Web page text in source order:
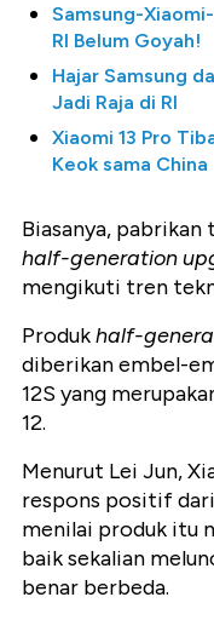
Samsung-
RI Belum Goyah!
Hajar Samsung
Jadi Raja di RI
Xiaomi 13 Pro
Keok sama China
Biasanya,
half-generation
mengikuti tren
Produkhalf-
diberikan embel-
12S yang
12.
Menurut Lei Jun,
respons positif dari
menilai produk itu
baik sekalian
benar berbeda.